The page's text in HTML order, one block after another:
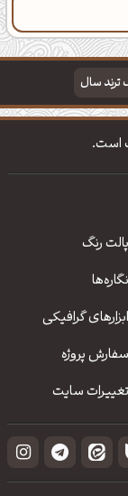
پالت‌ها
ترند سال
مولانا
است.
پالت رنگ
نگاره‌ها
ابزارهای گرافیکی
سفارش پروژه
تغییرات سایت